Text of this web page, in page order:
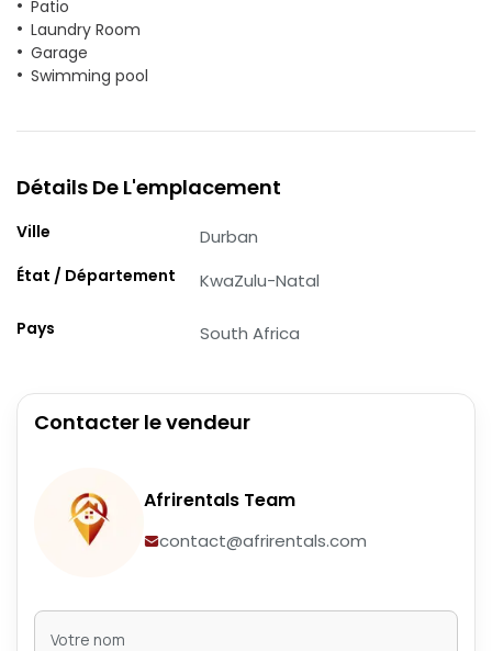
Patio
Laundry Room
Garage
Swimming pool
Détails De L'emplacement
Ville Durban
État / Département KwaZulu-Natal
Pays South Africa
Contacter le vendeur
Afrirentals Team
contact@afrirentals.com